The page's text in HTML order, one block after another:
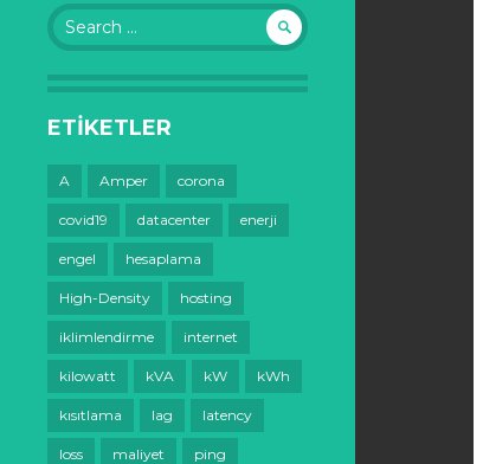
Search
for:
ETIKETLER
A Amper corona
covid19 datacenter enerji
engel hesaplama
High-Density hosting
iklimlendirme internet
kilowatt kVA kW kWh
kısıtlama lag latency
loss maliyet ping